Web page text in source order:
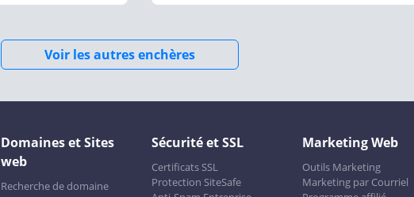
Voir les autres enchères
Domaines et Sites
web
Recherche de domaine
Sécurité et SSL
Certificats SSL
Protection SiteSafe
Marketing Web
Outils Marketing
Marketing par Courriel